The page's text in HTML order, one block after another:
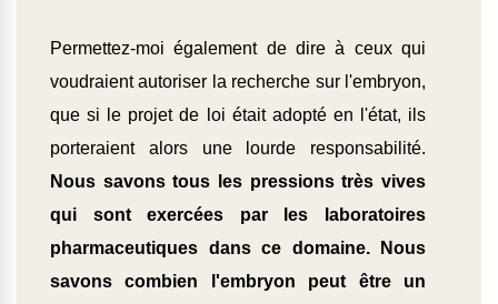
Permettez-moi également de dire à ceux qui
voudraient autoriser la recherche sur l'embryon,
que si le projet de loi était adopté en l'état, ils
porteraient alors une lourde responsabilité.
Nous savons tous les pressions très vives
qui sont exercées par les laboratoires
pharmaceutiques dans ce domaine. Nous
savons combien l'embryon peut être un